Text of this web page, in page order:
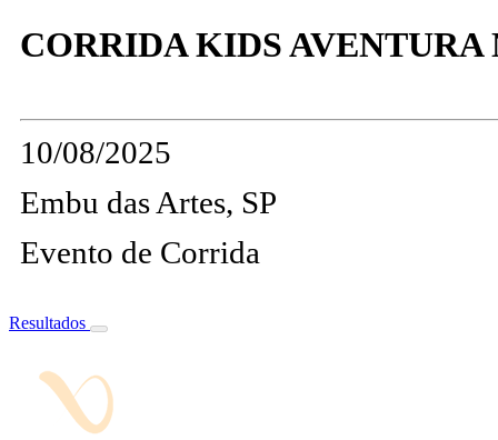
CORRIDA KIDS AVENTURA
10/08/2025
Embu das Artes, SP
Evento de Corrida
Resultados